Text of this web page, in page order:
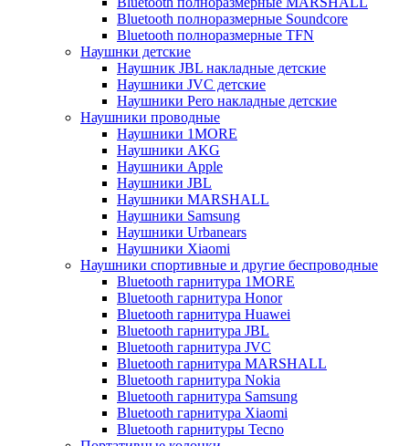
Bluetooth полноразмерные Soundcore
Bluetooth полноразмерные TFN
Наушнки детские
Наушник JBL накладные детские
Наушники JVC детские
Наушники Pero накладные детские
Наушники проводные
Наушники 1MORE
Наушники AKG
Наушники Apple
Наушники JBL
Наушники MARSHALL
Наушники Samsung
Наушники Urbanears
Наушники Xiaomi
Наушники спортивные и другие беспроводные
Bluetooth гарнитура 1MORE
Bluetooth гарнитура Honor
Bluetooth гарнитура Huawei
Bluetooth гарнитура JBL
Bluetooth гарнитура JVC
Bluetooth гарнитура MARSHALL
Bluetooth гарнитура Nokia
Bluetooth гарнитура Samsung
Bluetooth гарнитура Xiaomi
Bluetooth гарнитуры Tecno